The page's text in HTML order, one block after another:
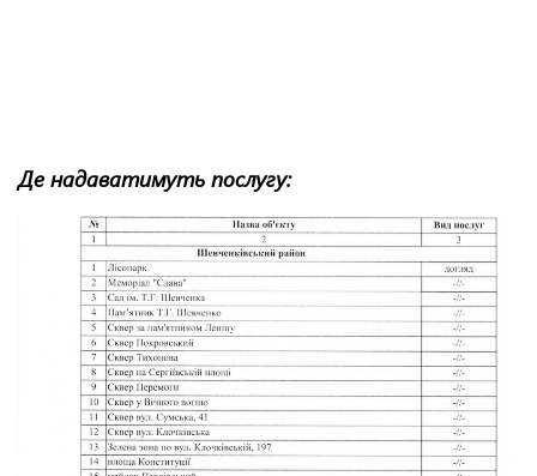
Де надаватимуть послугу: